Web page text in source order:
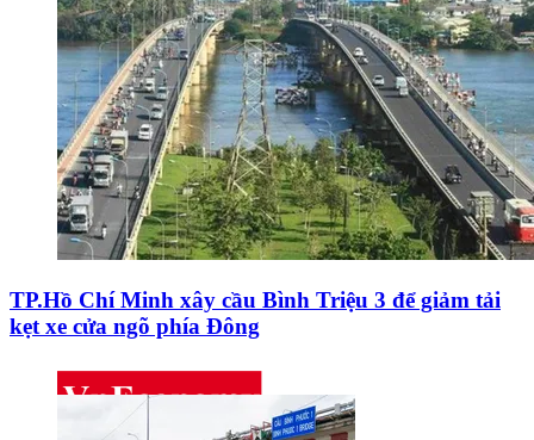
TP.Hồ Chí Minh xây cầu Bình Triệu 3 để giảm tải
kẹt xe cửa ngõ phía Đông